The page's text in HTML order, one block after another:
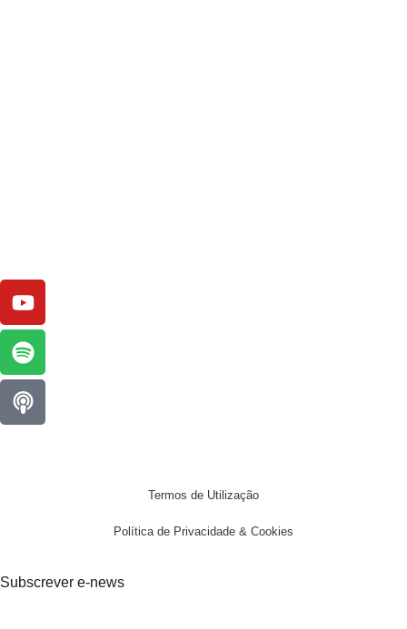
Termos de Utilização
Política de Privacidade & Cookies
Subscrever e-news